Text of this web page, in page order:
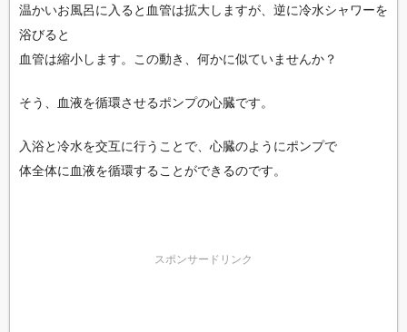
温かいお風呂に入ると血管は拡大しますが、逆に冷水シャワーを
浴びると
血管は縮小します。この動き、何かに似ていませんか？
そう、血液を循環させるポンプの心臓です。
入浴と冷水を交互に行うことで、心臓のようにポンプで
体全体に血液を循環することができるのです。
スポンサードリンク